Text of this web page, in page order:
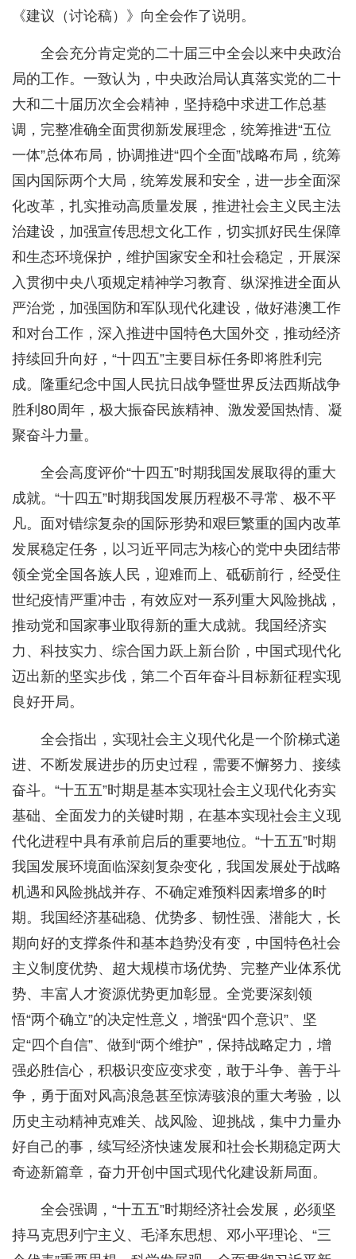
《建议（讨论稿）》向全会作了说明。
全会充分肯定党的二十届三中全会以来中央政治
局的工作。一致认为，中央政治局认真落实党的二十
大和二十届历次全会精神，坚持稳中求进工作总基
调，完整准确全面贯彻新发展理念，统筹推进“五位
一体”总体布局，协调推进“四个全面”战略布局，统筹
国内国际两个大局，统筹发展和安全，进一步全面深
化改革，扎实推动高质量发展，推进社会主义民主法
治建设，加强宣传思想文化工作，切实抓好民生保障
和生态环境保护，维护国家安全和社会稳定，开展深
入贯彻中央八项规定精神学习教育、纵深推进全面从
严治党，加强国防和军队现代化建设，做好港澳工作
和对台工作，深入推进中国特色大国外交，推动经济
持续回升向好，“十四五”主要目标任务即将胜利完
成。隆重纪念中国人民抗日战争暨世界反法西斯战争
胜利80周年，极大振奋民族精神、激发爱国热情、凝
聚奋斗力量。
全会高度评价“十四五”时期我国发展取得的重大
成就。“十四五”时期我国发展历程极不寻常、极不平
凡。面对错综复杂的国际形势和艰巨繁重的国内改革
发展稳定任务，以习近平同志为核心的党中央团结带
领全党全国各族人民，迎难而上、砥砺前行，经受住
世纪疫情严重冲击，有效应对一系列重大风险挑战，
推动党和国家事业取得新的重大成就。我国经济实
力、科技实力、综合国力跃上新台阶，中国式现代化
迈出新的坚实步伐，第二个百年奋斗目标新征程实现
良好开局。
全会指出，实现社会主义现代化是一个阶梯式递
进、不断发展进步的历史过程，需要不懈努力、接续
奋斗。“十五五”时期是基本实现社会主义现代化夯实
基础、全面发力的关键时期，在基本实现社会主义现
代化进程中具有承前启后的重要地位。“十五五”时期
我国发展环境面临深刻复杂变化，我国发展处于战略
机遇和风险挑战并存、不确定难预料因素增多的时
期。我国经济基础稳、优势多、韧性强、潜能大，长
期向好的支撑条件和基本趋势没有变，中国特色社会
主义制度优势、超大规模市场优势、完整产业体系优
势、丰富人才资源优势更加彰显。全党要深刻领
悟“两个确立”的决定性意义，增强“四个意识”、坚
定“四个自信”、做到“两个维护”，保持战略定力，增
强必胜信心，积极识变应变求变，敢于斗争、善于斗
争，勇于面对风高浪急甚至惊涛骇浪的重大考验，以
历史主动精神克难关、战风险、迎挑战，集中力量办
好自己的事，续写经济快速发展和社会长期稳定两大
奇迹新篇章，奋力开创中国式现代化建设新局面。
全会强调，“十五五”时期经济社会发展，必须坚
持马克思列宁主义、毛泽东思想、邓小平理论、“三